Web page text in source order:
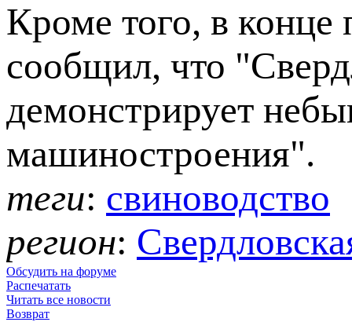
Кроме того, в
сообщил, что
демонстрирует
машиностроения".
теги: свиноводство
регион:
Обсудить на форуме
Распечатать
Читать все новости
Возврат